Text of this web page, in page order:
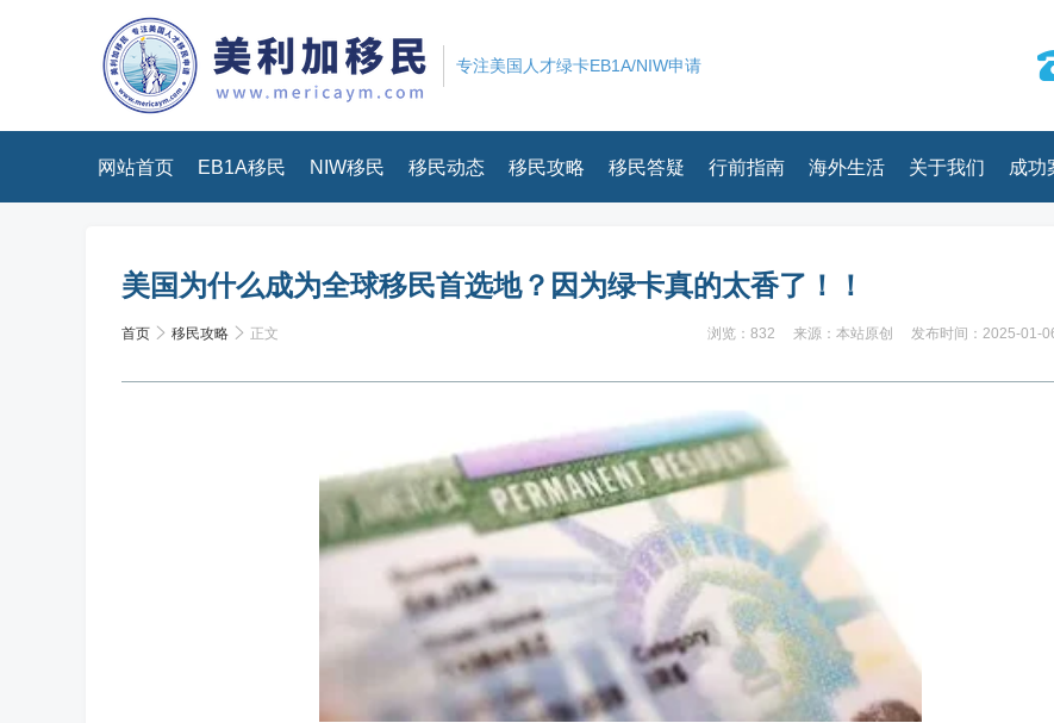
专注美国人才绿卡EB1A/NIW申请
网站首页 EB1A移民 NIW移民 移民动态 移民攻略 移民答疑 行前指南 海外生活 关于我们 成功
美国为什么成为全球移民首选地？因为绿卡真的太香了！！
首页 移民攻略 正文 浏览：832 来源：本站原创 发布时间：2025-01-